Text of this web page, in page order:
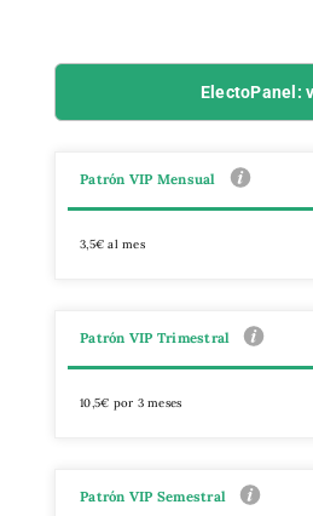
ElectoPanel:
Patrón VIP Mensual
3,5€ al mes
Patrón VIP Trimestral
10,5€ por 3 meses
Patrón VIP Semestral